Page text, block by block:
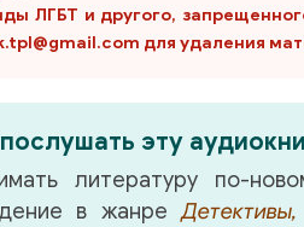
ЛГБТ и другого,
для удаления
эту
литературу по-
в жанре